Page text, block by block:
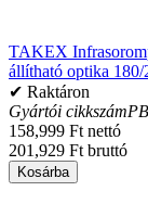
TAKEX
állítható optika 180/
✔ Raktáron
Gyártói cikkszám
158,999 Ft nettó
201,929 Ft bruttó
Kosárba